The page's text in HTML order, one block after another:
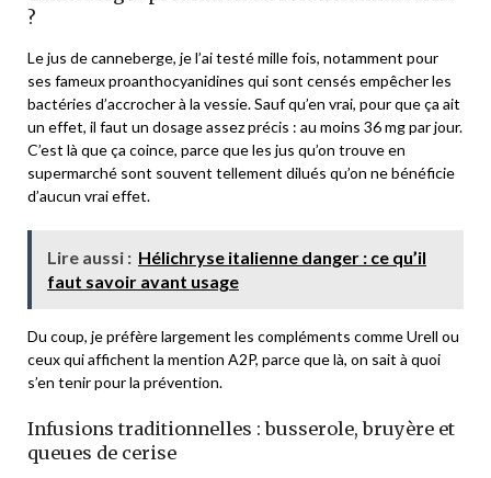
?
Le jus de canneberge, je l’ai testé mille fois, notamment pour
ses fameux proanthocyanidines qui sont censés empêcher les
bactéries d’accrocher à la vessie. Sauf qu’en vrai, pour que ça ait
un effet, il faut un dosage assez précis : au moins 36 mg par jour.
C’est là que ça coince, parce que les jus qu’on trouve en
supermarché sont souvent tellement dilués qu’on ne bénéficie
d’aucun vrai effet.
Lire aussi : Hélichryse italienne danger : ce qu’il
faut savoir avant usage
Du coup, je préfère largement les compléments comme Urell ou
ceux qui affichent la mention A2P, parce que là, on sait à quoi
s’en tenir pour la prévention.
Infusions traditionnelles : busserole, bruyère et
queues de cerise